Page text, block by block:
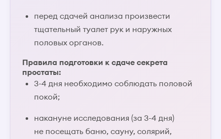
перед сдачей анализа произвести
тщательный туалет рук и наружных
половых органов.
Правила подготовки к сдаче секрета
простаты:
3-4 дня необходимо соблюдать половой
покой;
накануне исследования (за 3-4 дня)
не посещать баню, сауну, солярий,